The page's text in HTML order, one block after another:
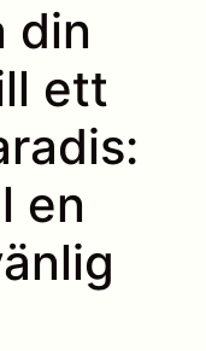
din
ett
en